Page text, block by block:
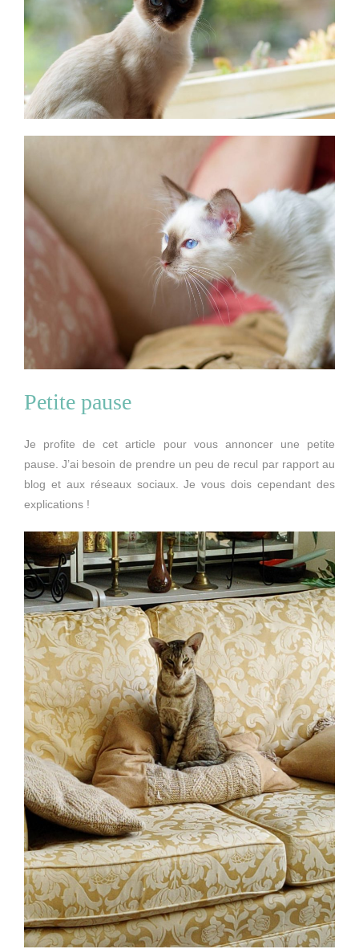
Petite pause
Je profite de cet article pour vous annoncer une petite
pause. J’ai besoin de prendre un peu de recul par rapport au
blog et aux réseaux sociaux. Je vous dois cependant des
explications !